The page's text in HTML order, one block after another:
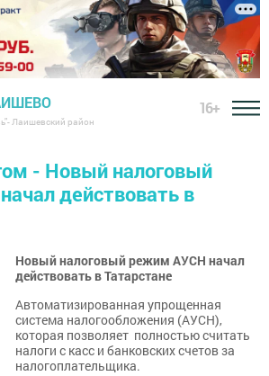
Лаишевский район
16+
- Новый налоговый
действовать в
Новый налоговый режим АУСН начал
действовать в Татарстане
Автоматизированная упрощенная
система налогообложения (АУСН),
которая позволяет полностью считать
налоги с касс и банковских счетов за
налогоплательщика.